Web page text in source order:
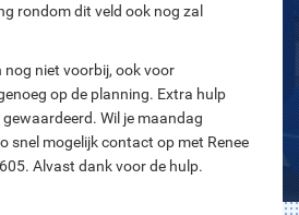
rondom dit veld ook nog zal
nog niet voorbij, ook voor
op de planning. Extra hulp
Wil je maandag
snel mogelijk contact op met Renee
Alvast dank voor de hulp.